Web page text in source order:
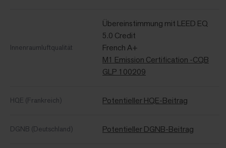
Innenraumluftqualität
Übereinstimmung mit LEED EQ
5.0 Credit
French A+
M1 Emission Certification -CQB
GLP 100209
HQE (Frankreich) Potentieller HQE-Beitrag
DGNB (Deutschland) Potentieller DGNB-Beitrag